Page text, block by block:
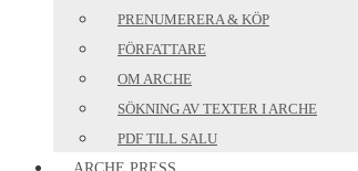
PRENUMERERA & KÖP
FÖRFATTARE
OM ARCHE
SÖKNING AV TEXTER I ARCHE
PDF TILL SALU